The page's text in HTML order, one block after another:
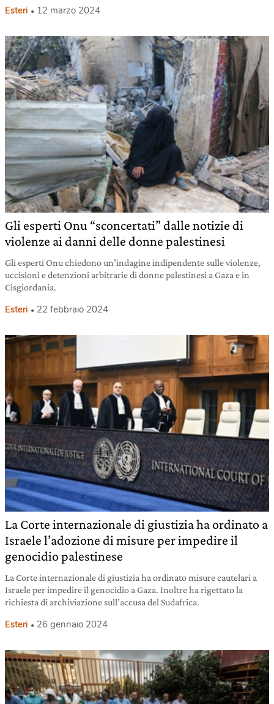
Esteri 12 marzo 2024
Gli esperti Onu “sconcertati” dalle notizie di
violenze ai danni delle donne palestinesi
Gli esperti Onu chiedono un’indagine indipendente sulle violenze,
uccisioni e detenzioni arbitrarie di donne palestinesi a Gaza e in
Cisgiordania.
Esteri 22 febbraio 2024
La Corte internazionale di giustizia ha ordinato a
Israele l’adozione di misure per impedire il
genocidio palestinese
La Corte internazionale di giustizia ha ordinato misure cautelari a
Israele per impedire il genocidio a Gaza. Inoltre ha rigettato la
richiesta di archiviazione sull’accusa del Sudafrica.
Esteri 26 gennaio 2024